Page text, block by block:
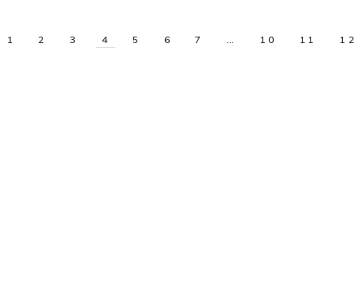
1 2 3 4 5 6 7 … 10 11 12